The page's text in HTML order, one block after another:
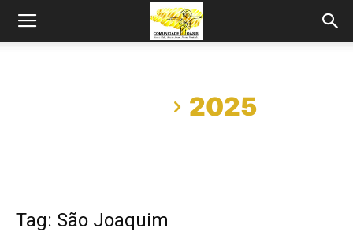
2025
Tag: São Joaquim